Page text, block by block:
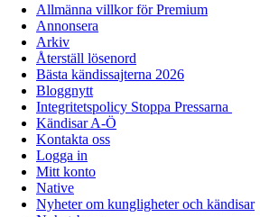
Allmänna villkor för Premium
Annonsera
Arkiv
Återställ lösenord
Bästa kändissajterna 2026
Bloggnytt
Integritetspolicy Stoppa Pressarna
Kändisar A-Ö
Kontakta oss
Logga in
Mitt konto
Native
Nyheter om kungligheter och kändisar